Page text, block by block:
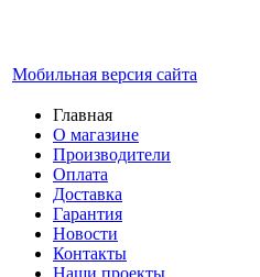
Мобильная версия сайта
Главная
О магазине
Производители
Оплата
Доставка
Гарантия
Новости
Контакты
Наши проекты